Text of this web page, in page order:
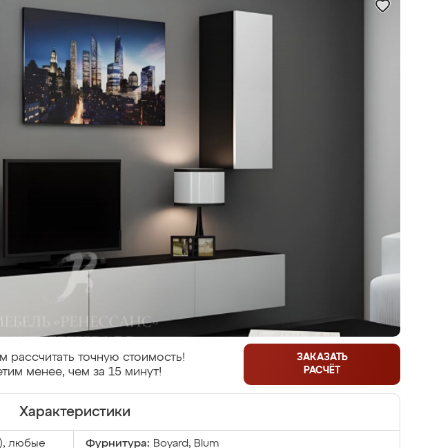
рассчитать точную стоимость!
менее, чем за 15 минут!
ЗАКАЗАТЬ
РАСЧЁТ
Характеристики
любые
Фурнитура: Boyard, Blum